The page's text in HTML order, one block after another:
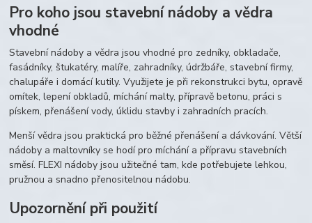
Pro koho jsou stavební nádoby a vědra
vhodné
Stavební nádoby a vědra jsou vhodné pro zedníky, obkladače,
fasádníky, štukatéry, malíře, zahradníky, údržbáře, stavební firmy,
chalupáře i domácí kutily. Využijete je při rekonstrukci bytu, opravě
omítek, lepení obkladů, míchání malty, přípravě betonu, práci s
pískem, přenášení vody, úklidu stavby i zahradních pracích.
Menší vědra jsou praktická pro běžné přenášení a dávkování. Větší
nádoby a maltovníky se hodí pro míchání a přípravu stavebních
směsí. FLEXI nádoby jsou užitečné tam, kde potřebujete lehkou,
pružnou a snadno přenositelnou nádobu.
Upozornění při použití